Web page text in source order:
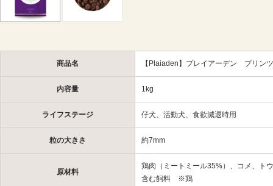
商品名 【Plaiaden】プレイアーデン プリンツ
内容量 1kg
ライフステージ 仔犬、活動犬、食欲減退時用
粒の大きさ 約7mm
原材料
鶏肉（ミートミール35%）、コメ、ト
含む飼料 ※鶏